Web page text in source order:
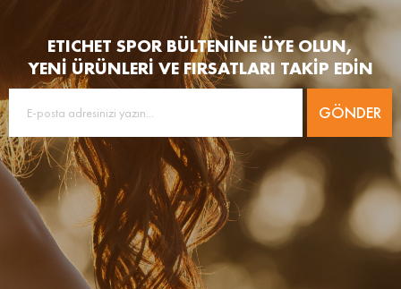
ETICHET SPOR BÜLTENİNE ÜYE OLUN,
YENİ ÜRÜNLERİ VE FIRSATLARI TAKİP EDİN
GÖNDER